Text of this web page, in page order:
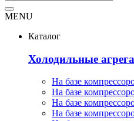
MENU
Каталог
Холодильные
На базе
На базе
На базе
На базе